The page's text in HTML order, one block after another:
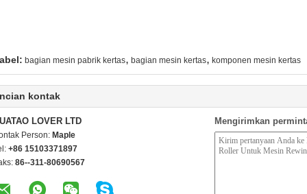
bagian mesin pabrik kertas, bagian mesin kertas, komponen mesin kertas
kontak
LOVER LTD
Person: Maple
+86 15103371897
86--311-80690567
Mengirimkan